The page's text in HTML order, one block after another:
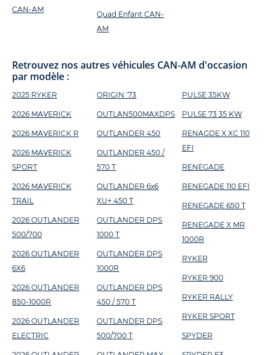
CAN-AM
Quad Enfant CAN-
AM
Retrouvez nos autres véhicules CAN-AM d'occasion
par modèle :
2025 RYKER
2026 MAVERICK
2026 MAVERICK R
2026 MAVERICK
SPORT
2026 MAVERICK
TRAIL
2026 OUTLANDER
500/700
2026 OUTLANDER
6X6
2026 OUTLANDER
850-1000R
2026 OUTLANDER
ELECTRIC
ORIGIN '73
OUTLAN500MAXDPS
OUTLANDER 450
OUTLANDER 450 /
570 T
OUTLANDER 6x6
XU+ 450 T
OUTLANDER DPS
1000 T
OUTLANDER DPS
1000R
OUTLANDER DPS
450 / 570 T
OUTLANDER DPS
500/700 T
PULSE 35KW
PULSE 73 35 KW
RENAGDE X XC 110
EFI
RENEGADE
RENEGADE 110 EFI
RENEGADE 650 T
RENEGADE X MR
1000R
RYKER
RYKER 900
RYKER RALLY
RYKER SPORT
SPYDER